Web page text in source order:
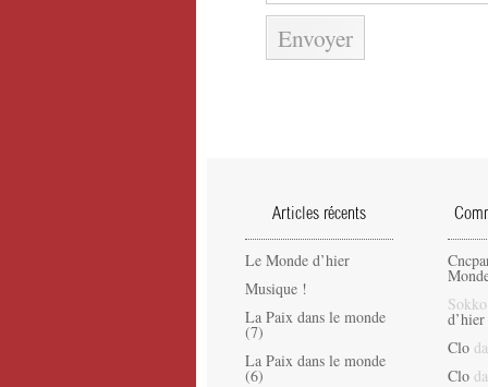
Articles récents
Le Monde d’hier
Musique !
La Paix dans le monde
(7)
La Paix dans le monde
(6)
Sokko
d’hier
Clo
Clo